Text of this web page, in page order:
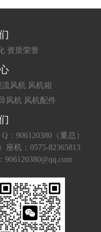
资质荣誉
流风机 风机箱
风机 风机配件
Q：906120380（董总）
座机：0575-82365813
906120380@qq.com